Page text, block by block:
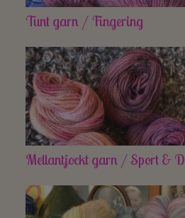
Tunt garn / Fingering
Mellantjockt garn / Sport &